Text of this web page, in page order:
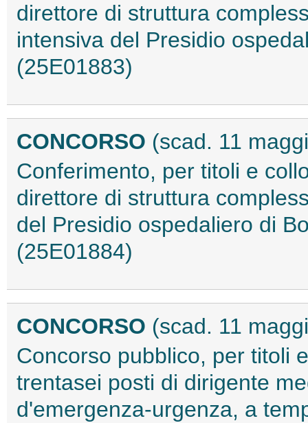
direttore di struttura
intensiva del Presidio
(25E01883)
CONCORSO (scad. 11
Conferimento, per titoli e
direttore di struttura
del Presidio ospedaliero di
(25E01884)
CONCORSO (scad. 11
Concorso pubblico, per titoli
trentasei posti di dirigente
d'emergenza-urgenza, a